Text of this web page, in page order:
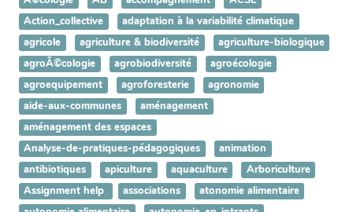
Action_collective
adaptation à la variabilité climatique
agricole
agriculture & biodiversité
agriculture-biologique
agroÃ©cologie
agrobiodiversité
agroécologie
agroequipement
agroforesterie
agronomie
aide-aux-communes
aménagement
aménagement des espaces
Analyse-de-pratiques-pédagogiques
animation
antibiotiques
apiculture aquaculture
Arboriculture
Assignment help
associations
atonomie alimentaire